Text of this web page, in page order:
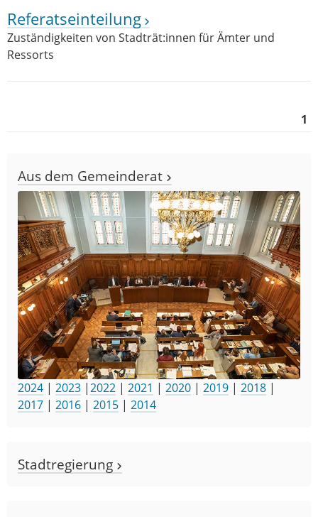
Referatseinteilung
Zuständigkeiten von Stadträt:innen für Ämter und
Ressorts
1
Aus dem Gemeinderat
2024 | 2023 |2022 | 2021 | 2020 | 2019 | 2018 |
2017 | 2016 | 2015 | 2014
Stadtregierung